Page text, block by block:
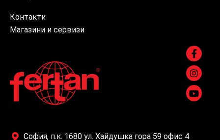
Контакти
Магазини и сервизи
София, п.к. 1680 ул. Хайдушка гора 59 офис 4